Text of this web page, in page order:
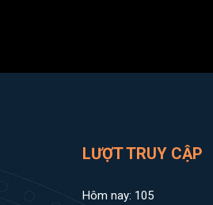
LƯỢT TRUY CẬP
Hôm nay: 105